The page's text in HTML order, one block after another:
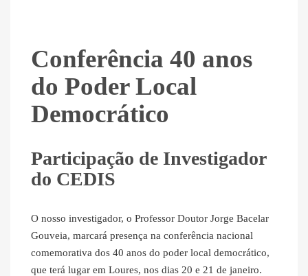
Conferência 40 anos
do Poder Local
Democrático
Participação de Investigador
do CEDIS
O nosso investigador, o Professor Doutor Jorge Bacelar
Gouveia, marcará presença na conferência nacional
comemorativa dos 40 anos do poder local democrático,
que terá lugar em Loures, nos dias 20 e 21 de janeiro.